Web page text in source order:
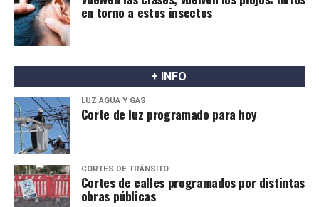
en torno a estos insectos
+ INFO
LUZ AGUA Y GAS
Corte de luz programado para hoy
CORTES DE TRÁNSITO
Cortes de calles programados por distintas
obras públicas